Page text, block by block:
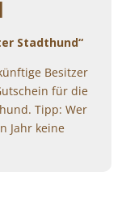
Stadthund“
Besitzer
für die
Tipp: Wer
Jahr keine